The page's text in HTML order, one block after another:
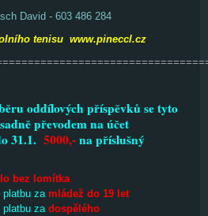
David - 603 486 284
tenisu www.pineccl.cz
oddílových příspěvků se tyto
převodem na účet
31.1. 5000,-na příslušný
bez lomítka
platbu za mládež do 19 let
platbu za dospělého